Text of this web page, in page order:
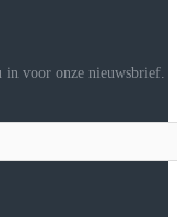
in voor onze nieuwsbrief.